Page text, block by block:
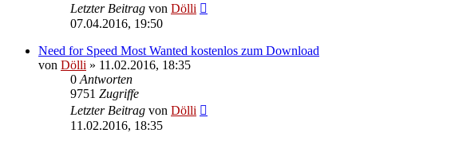
Letzter Beitrag von Dölli
07.04.2016, 19:50
Need for Speed Most Wanted kostenlos zum Download
von Dölli » 11.02.2016, 18:35
0 Antworten
9751 Zugriffe
Letzter Beitrag von Dölli
11.02.2016, 18:35